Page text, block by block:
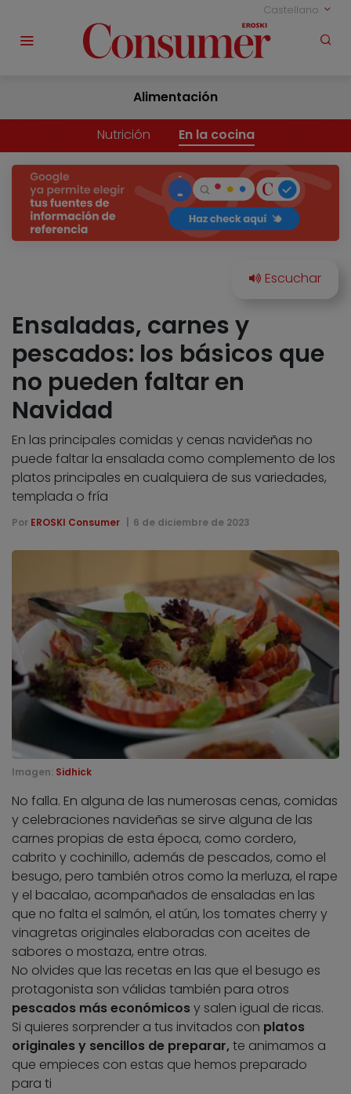
Castellano
Alimentación
Nutrición En la cocina
Ensaladas, carnes y
pescados: los básicos que
no pueden faltar en
Navidad
En las principales comidas y cenas navideñas no
puede faltar la ensalada como complemento de los
platos principales en cualquiera de sus variedades,
templada o fría
Por EROSKI Consumer 6 de diciembre de 2023
Imagen: Sidhick
No falla. En alguna de las numerosas cenas, comidas
y celebraciones navideñas se sirve alguna de las
carnes propias de esta época, como cordero,
cabrito y cochinillo, además de pescados, como el
besugo, pero también otros como la merluza, el rape
y el bacalao, acompañados de ensaladas en las
que no falta el salmón, el atún, los tomates cherry y
vinagretas originales elaboradas con aceites de
sabores o mostaza, entre otras.
No olvides que las recetas en las que el besugo es
protagonista son válidas también para otros
pescados más económicosy salen igual de ricas.
Si quieres sorprender a tus invitados con platos
originales y sencillos de preparar,te animamos a
que empieces con estas que hemos preparado
para ti